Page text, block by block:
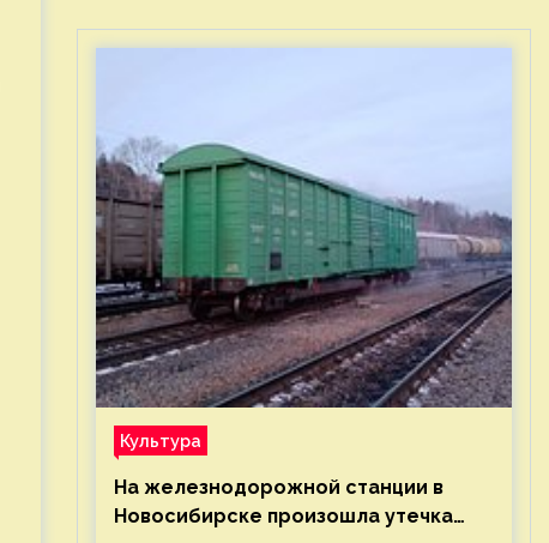
Культура
На железнодорожной станции в
Новосибирске произошла утечка